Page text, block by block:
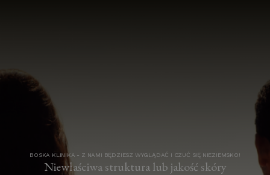
BOSKA KLINIKA - Z NAMI BĘDZIESZ WYGLĄDAĆ I CZUĆ SIĘ NIEZIEMSKO!
Niewłaściwa struktura lub jakość skóry